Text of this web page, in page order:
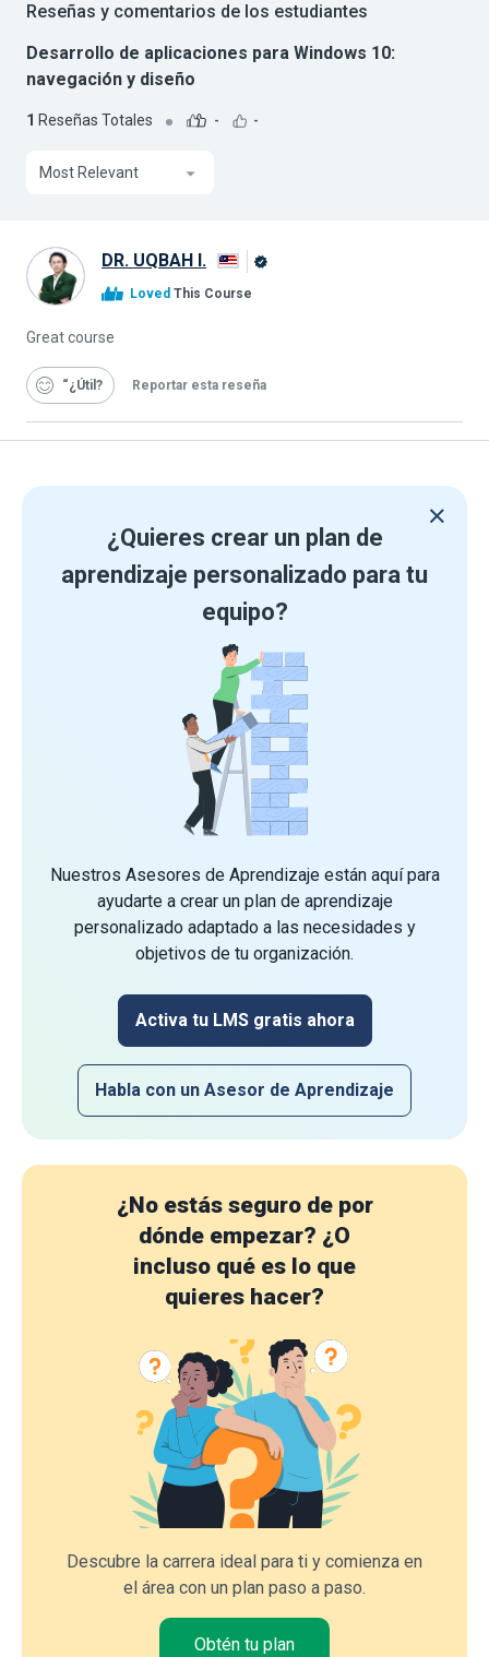
Reseñas y comentarios de los estudiantes
Desarrollo de aplicaciones para Windows 10:
navegación y diseño
1 Reseñas Totales - -
Most Relevant
DR. UQBAH I.
Loved This Course
Great course
“¿Útil Reportar esta reseña
¿Quieres crear un plan de
aprendizaje personalizado para tu
equipo?
Nuestros Asesores de Aprendizaje están aquí para
ayudarte a crear un plan de aprendizaje
personalizado adaptado a las necesidades y
objetivos de tu organización.
Activa tu LMS gratis ahora
Habla con un Asesor de Aprendizaje
¿No estás seguro de por
dónde empezar? ¿O
incluso qué es lo que
quieres hacer?
Descubre la carrera ideal para ti y comienza en
el área con un plan paso a paso.
Obtén tu plan